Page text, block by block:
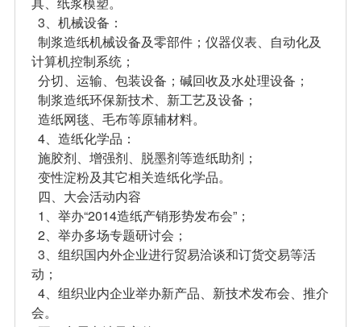
3、机械设备：
制浆造纸机械设备及零部件；仪器仪表、自动化及
计算机控制系统；
分切、运输、包装设备；碱回收及水处理设备；
制浆造纸环保新技术、新工艺及设备；
造纸网毯、毛布等原辅材料。
4、造纸化学品：
施胶剂、增强剂、脱墨剂等造纸助剂；
变性淀粉及其它相关造纸化学品。
四、大会活动内容
1、举办“2014造纸产销形势发布会”；
2、举办多场专题研讨会；
3、组织国内外企业进行贸易洽谈和订货交易等活
动；
4、组织业内企业举办新产品、新技术发布会、推介
会。